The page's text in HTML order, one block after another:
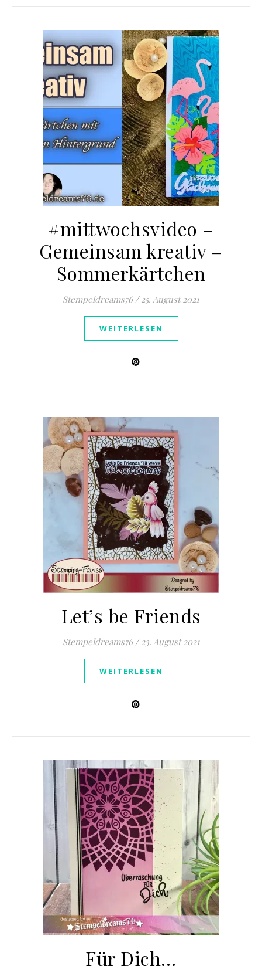
#mittwochsvideo –
Gemeinsam kreativ –
Sommerkärtchen
Stempeldreams76 / 25. August 2021
WEITERLESEN
Let’s be Friends
Stempeldreams76 / 23. August 2021
WEITERLESEN
Für Dich…